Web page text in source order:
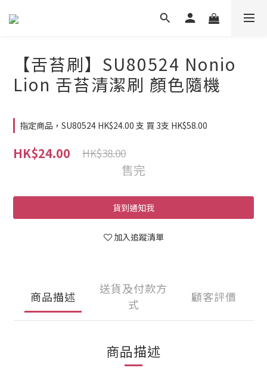
【舌苔刷】SU80524 Nonio
Lion 舌苔清潔刷 顏色隨機
指定商品，SU80524 HK$24.00 支 買 3支 HK$58.00
HK$24.00 HK$38.00
售完
貨到通知我
加入追蹤清單
商品描述
送貨及付款方
式
顧客評價
商品描述